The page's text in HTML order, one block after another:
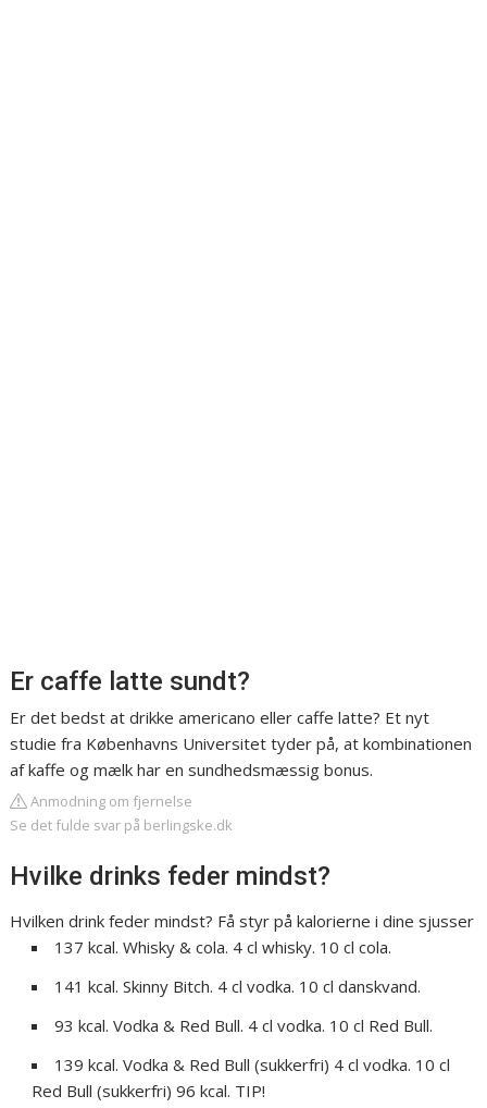
Er caffe latte sundt?
Er det bedst at drikke americano eller caffe latte? Et nyt
studie fra Københavns Universitet tyder på, at kombinationen
af kaffe og mælk har en sundhedsmæssig bonus.
Anmodning om fjernelse
Se det fulde svar på berlingske.dk
Hvilke drinks feder mindst?
Hvilken drink feder mindst? Få styr på kalorierne i dine sjusser
137 kcal. Whisky & cola. 4 cl whisky. 10 cl cola.
141 kcal. Skinny Bitch. 4 cl vodka. 10 cl danskvand.
93 kcal. Vodka & Red Bull. 4 cl vodka. 10 cl Red Bull.
139 kcal. Vodka & Red Bull (sukkerfri) 4 cl vodka. 10 cl
Red Bull (sukkerfri) 96 kcal. TIP!